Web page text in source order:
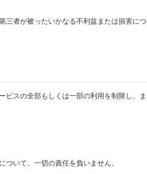
三者が被ったいかなる不利益または損害に
ビスの全部もしくは一部の利用を制限し、
いて、一切の責任を負いません。